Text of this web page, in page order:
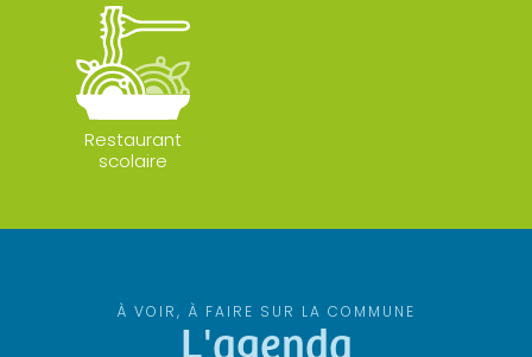
Restaurant
scolaire
À VOIR, À FAIRE SUR LA COMMUNE
L'agenda